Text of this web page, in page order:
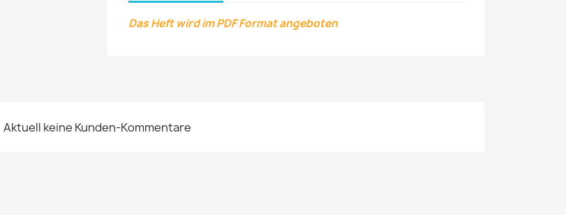
Das Heft wird im PDF Format angeboten
Aktuell keine Kunden-Kommentare